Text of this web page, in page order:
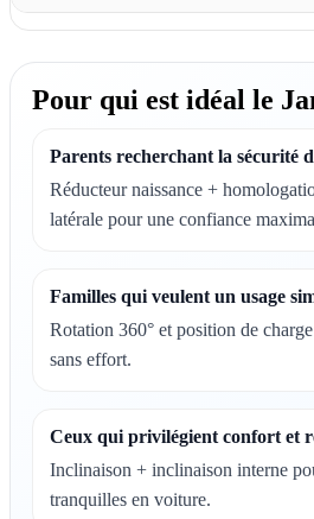
Pour qui est idéal le
Parents recherchant la sécurité
Réducteur naissance +
latérale pour une confiance
Familles qui veulent un usage
Rotation 360° et position de
sans effort.
Ceux qui privilégient confort et
Inclinaison + inclinaison interne
tranquilles en voiture.